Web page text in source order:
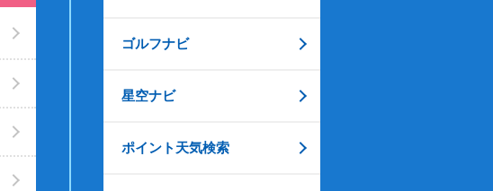
ゴルフナビ
星空ナビ
ポイント天気検索